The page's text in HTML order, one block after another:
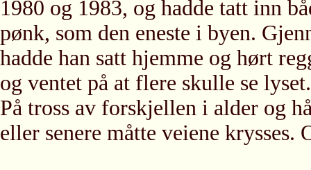
1980 og 1983, og hadde tatt inn
pønk, som den eneste i byen.
hadde han satt hjemme og hørt
og ventet på at flere skulle se
På tross av forskjellen i alder og
eller senere måtte veiene krysses.